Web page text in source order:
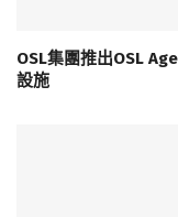
OSL集團推出OSL
設施